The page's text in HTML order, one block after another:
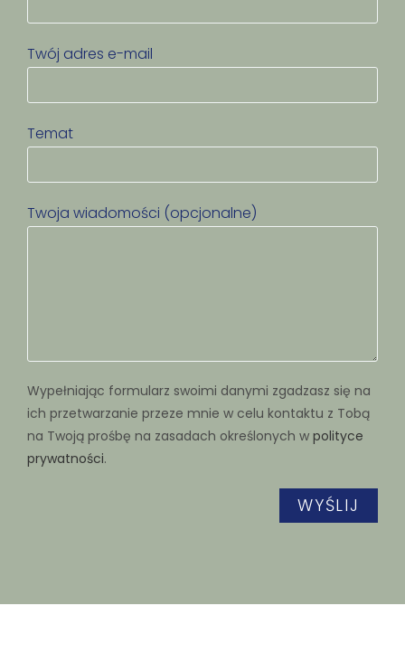
Twój adres e-mail
Temat
Twoja wiadomości (opcjonalne)
Wypełniając formularz swoimi danymi zgadzasz się na
ich przetwarzanie przeze mnie w celu kontaktu z Tobą
na Twoją prośbę na zasadach określonych w polityce
prywatności.